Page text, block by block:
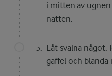
i mitten av
natten.
Låt svalna något.
gaffel och blanda